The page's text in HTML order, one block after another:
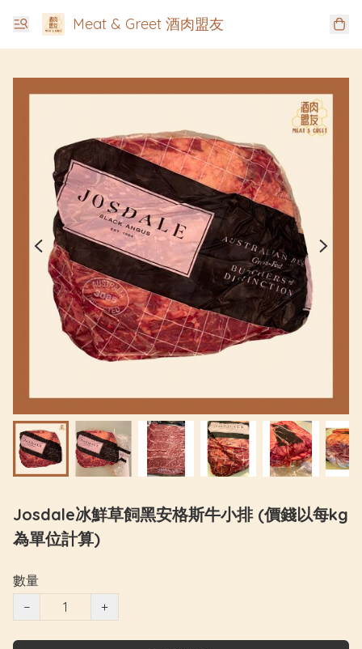
Meat & Greet 酒肉盟友
Josdale冰鮮草飼黑安格斯牛小排 (價錢以每kg
為單位計算)
數量
−
+